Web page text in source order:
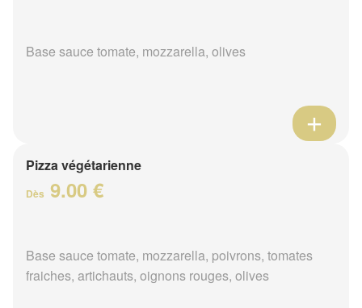
Base sauce tomate, mozzarella, olives
Pizza végétarienne
Dès 9.00 €
Base sauce tomate, mozzarella, poivrons, tomates
fraiches, artichauts, oignons rouges, olives